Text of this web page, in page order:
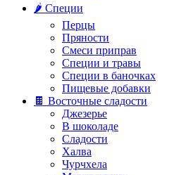
🌶️ Специи
Перцы
Пряности
Смеси приправ
Специи и травы
Специи в баночках
Пищевые добавки
🍫 Восточные сладости
Джезерье
В шоколаде
Сладости
Халва
Чурчхела